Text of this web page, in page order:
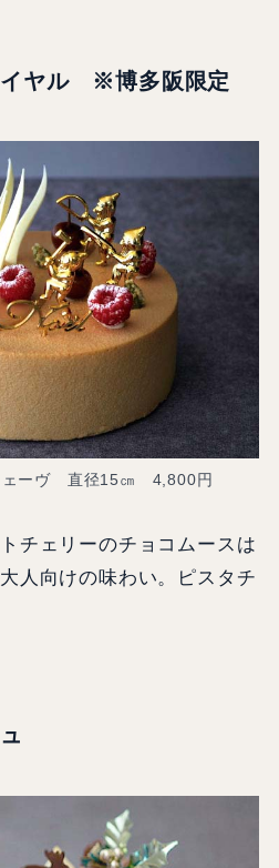
ヤル ※博多阪限定
ェーヴ 直径15㎝ 4,800円
チェリーのチョコムースは
人向けの味わい。ピスタチ